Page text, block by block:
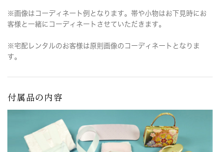
※画像はコーディネート例となります。帯や小物はお下見時にお
客様と一緒にコーディネートさせていただきます。
※宅配レンタルのお客様は原則画像のコーディネートとなりま
す。
付属品の内容